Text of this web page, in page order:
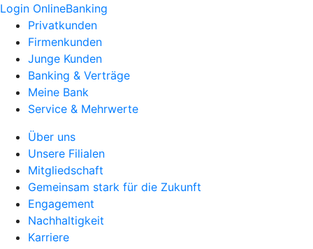
Login OnlineBanking
Privatkunden
Firmenkunden
Junge Kunden
Banking & Verträge
Meine Bank
Service & Mehrwerte
Über uns
Unsere Filialen
Mitgliedschaft
Gemeinsam stark für die Zukunft
Engagement
Nachhaltigkeit
Karriere